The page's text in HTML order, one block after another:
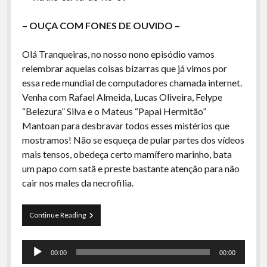
– OUÇA COM FONES DE OUVIDO –
Olá Tranqueiras, no nosso nono episódio vamos
relembrar aquelas coisas bizarras que já vimos por
essa rede mundial de computadores chamada internet.
Venha com Rafael Almeida, Lucas Oliveira, Felype
“Belezura” Silva e o Mateus “Papai Hermitão”
Mantoan para desbravar todos esses mistérios que
mostramos! Não se esqueça de pular partes dos vídeos
mais tensos, obedeça certo mamífero marinho, bata
um papo com satã e preste bastante atenção para não
cair nos males da necrofilia.
Continue ReadingCurva
de
–
Tocador
00:00 00:00